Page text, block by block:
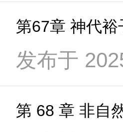
第67章 神代裕
发布于
第 68 章 非自